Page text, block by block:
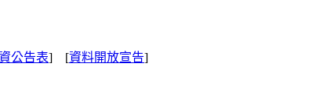
公告表] [資料開放宣告]